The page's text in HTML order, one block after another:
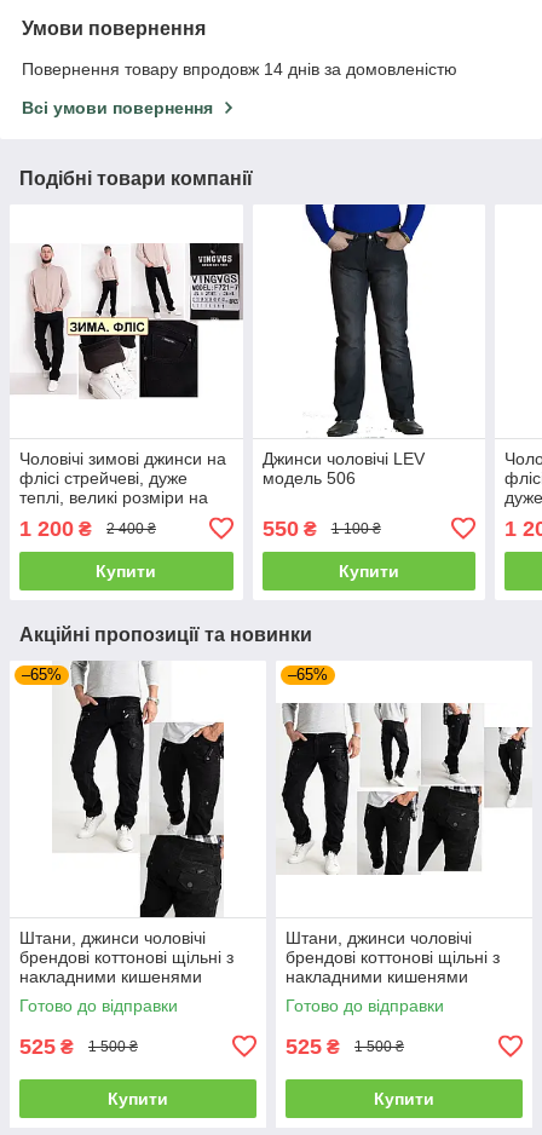
Умови повернення
Повернення товару впродовж 14 днів за домовленістю
Всі умови повернення
Подібні товари компанії
Чоловічі зимові джинси на
флісі стрейчеві, дуже
теплі, великі розміри на
Туреччина
1 200 ₴ 2 400 ₴
Купити
Джинси чоловічі LEV
модель 506
550₴ 1 100 ₴
Купити
1
Акційні пропозиції та новинки
–65%
Штани, джинси чоловічі
брендові коттонові щільні з
накладними кишенями
"карго" MIGACH, Туреччина
Готово до відправки
525 ₴ 1 500 ₴
Купити
–65%
Штани, джинси чоловічі
брендові коттонові щільні з
накладними кишенями
"карго" MIGACH, Туреччина
Готово до відправки
525 ₴ 1 500 ₴
Купити